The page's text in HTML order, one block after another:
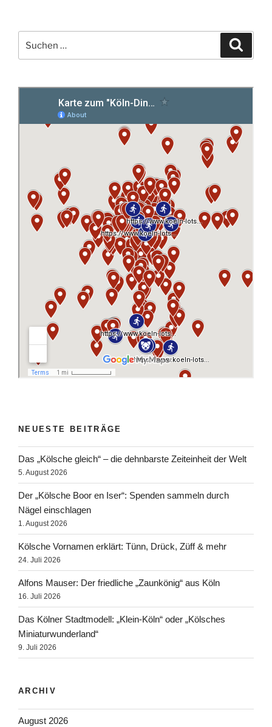
nach:
NEUESTE BEITRÄGE
Das „Kölsche gleich“ – die dehnbarste Zeiteinheit der Welt
5. August 2026
Der „Kölsche Boor en Iser“: Spenden sammeln durch
Nägel einschlagen
1. August 2026
Kölsche Vornamen erklärt: Tünn, Drück, Züff & mehr
24. Juli 2026
Alfons Mauser: Der friedliche „Zaunkönig“ aus Köln
16. Juli 2026
Das Kölner Stadtmodell: „Klein-Köln“ oder „Kölsches
Miniaturwunderland“
9. Juli 2026
ARCHIV
August 2026